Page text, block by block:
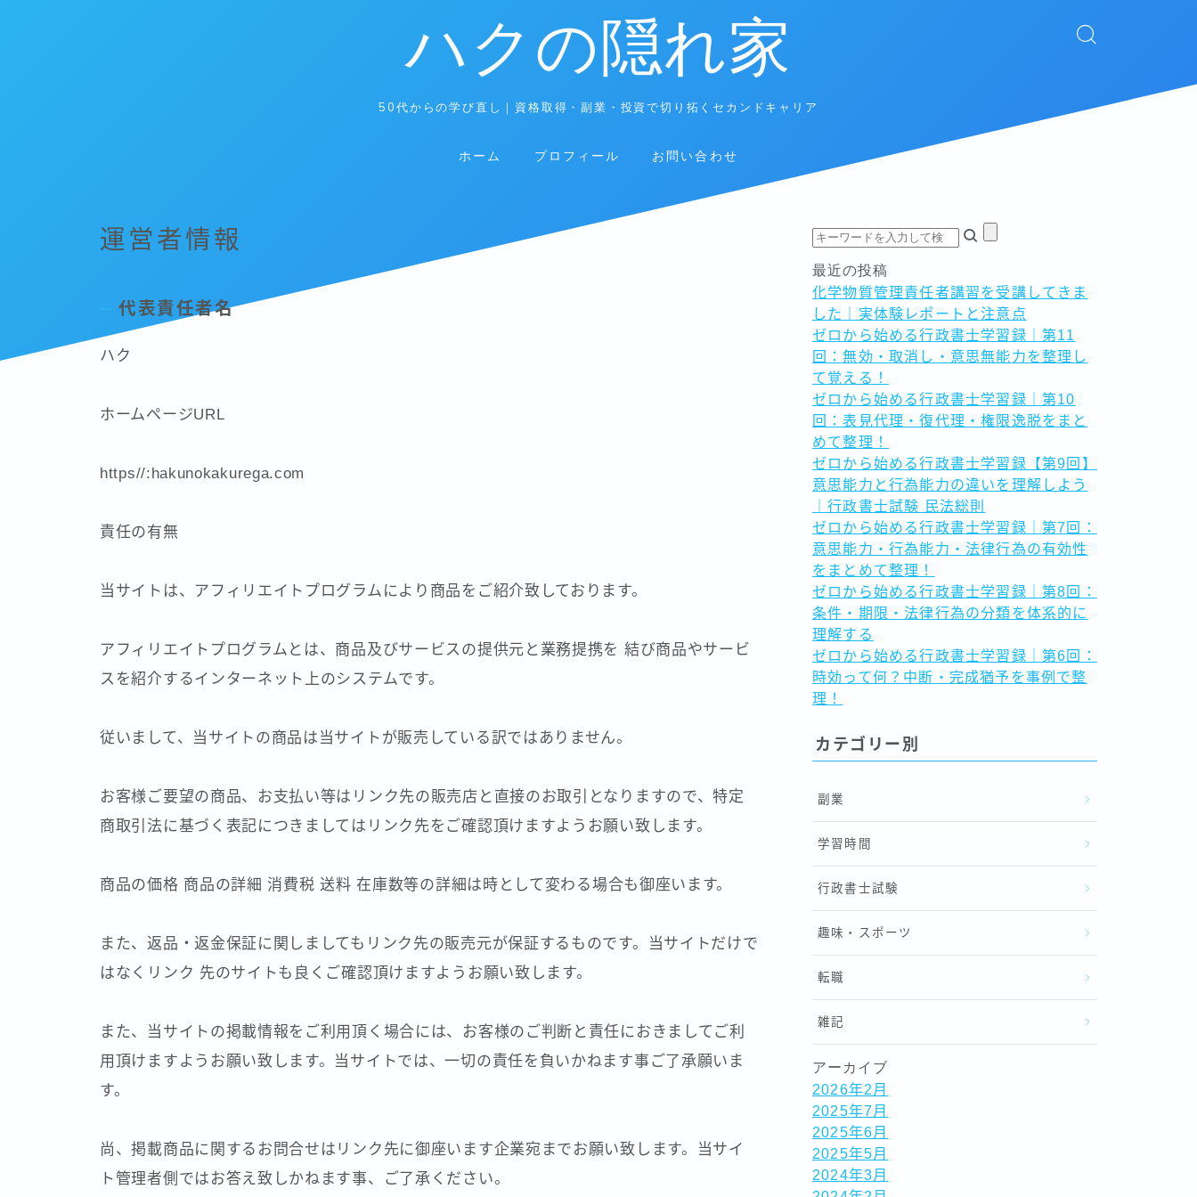
ハクの隠れ家
50代からの学び直し｜資格取得・副業・投資で切り拓くセカンドキャリア
ホーム プロフィール お問い合わせ
運営者情報
代表責任者名
ハク
ホームページURL
https//:hakunokakurega.com
責任の有無
当サイトは、アフィリエイトプログラムにより商品をご紹介致しております。
アフィリエイトプログラムとは、商品及びサービスの提供元と業務提携を 結び商品やサービ
スを紹介するインターネット上のシステムです。
従いまして、当サイトの商品は当サイトが販売している訳ではありません。
お客様ご要望の商品、お支払い等はリンク先の販売店と直接のお取引となりますので、特定
商取引法に基づく表記につきましてはリンク先をご確認頂けますようお願い致します。
商品の価格 商品の詳細 消費税 送料 在庫数等の詳細は時として変わる場合も御座います。
また、返品・返金保証に関しましてもリンク先の販売元が保証するものです。当サイトだけで
はなくリンク 先のサイトも良くご確認頂けますようお願い致します。
また、当サイトの掲載情報をご利用頂く場合には、お客様のご判断と責任におきましてご利
用頂けますようお願い致します。当サイトでは、一切の責任を負いかねます事ご了承願いま
す。
尚、掲載商品に関するお問合せはリンク先に御座います企業宛までお願い致します。当サイ
ト管理者側ではお答え致しかねます事、ご了承ください。
最近の投稿
化学物質管理責任者講習を受講してきま
した｜実体験レポートと注意点
ゼロから始める行政書士学習録｜第11
回：無効・取消し・意思無能力を整理し
て覚える！
ゼロから始める行政書士学習録｜第10
回：表見代理・復代理・権限逸脱をまと
めて整理！
ゼロから始める行政書士学習録【第9回】
意思能力と行為能力の違いを理解しよう
｜行政書士試験 民法総則
ゼロから始める行政書士学習録｜第7回：
意思能力・行為能力・法律行為の有効性
をまとめて整理！
ゼロから始める行政書士学習録｜第8回：
条件・期限・法律行為の分類を体系的に
理解する
ゼロから始める行政書士学習録｜第6回：
時効って何？中断・完成猶予を事例で整
理！
カテゴリー別
副業
学習時間
行政書士試験
趣味・スポーツ
転職
雑記
アーカイブ
2026年2月
2025年7月
2025年6月
2025年5月
2024年3月